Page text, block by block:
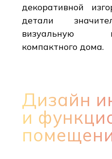
декоративной
детали
визуальную
компактного дома.
Дизайн
и